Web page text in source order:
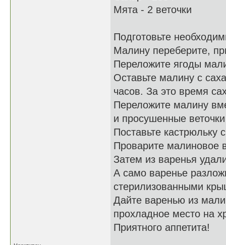
Мята - 2 веточки
Подготовьте
Малину переберите,
Переложите ягоды
Оставьте малину с
часов. За это время
Переложите малину
и просушенные
Поставьте кастрюльку
Проварите малиновое
Затем из варенья
А само варенье
стерилизованными
Дайте варенью из
прохладное место на
Приятного аппетита!